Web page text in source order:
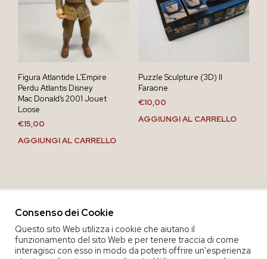
Figura Atlantide L’Empire
Perdu Atlantis Disney
Mac Donald’s 2001 Jouet
Loose
€15,00
AGGIUNGI AL CARRELLO
Puzzle Sculpture (3D) Il
Faraone
€10,00
AGGIUNGI AL CARRELLO
Consenso dei Cookie
Questo sito Web utilizza i cookie che aiutano il
funzionamento del sito Web e per tenere traccia di come
interagisci con esso in modo da poterti offrire un'esperienza